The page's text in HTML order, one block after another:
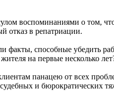
воспоминаниями о том,
отказ в репатриации.
факты, способные убедить
на первые несколько
панацею от всех
и бюрократических